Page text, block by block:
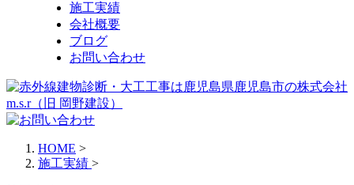
施工実績
会社概要
ブログ
お問い合わせ
HOME >
施工実績 >